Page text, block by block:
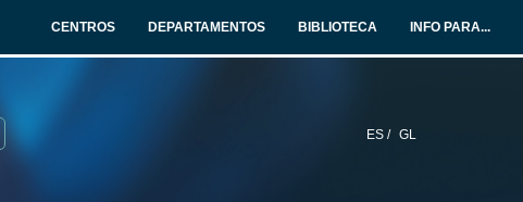
CENTROS DEPARTAMENTOS BIBLIOTECA INFO PARA...
ES / GL
Quenda de preguntas